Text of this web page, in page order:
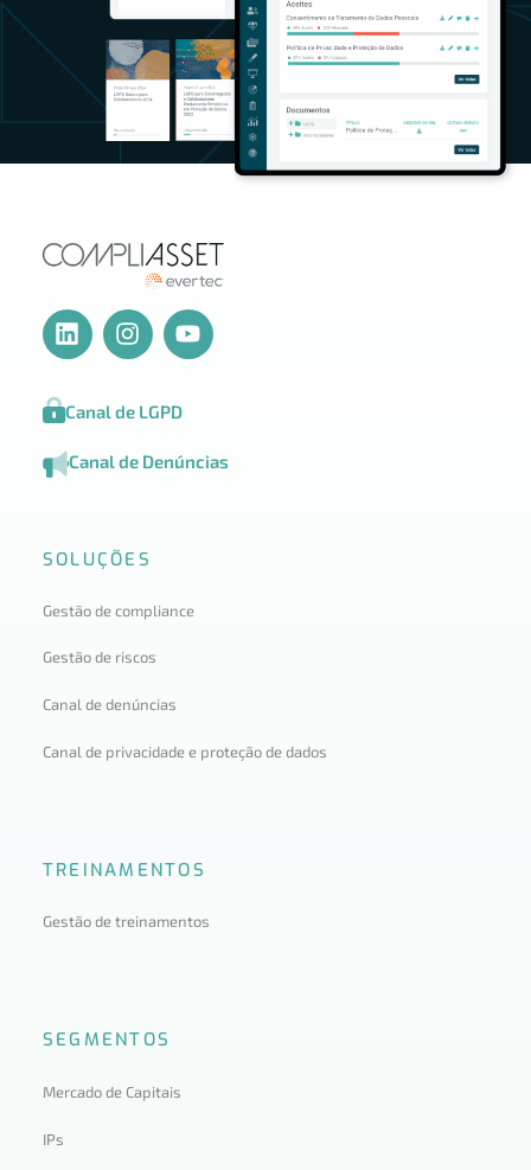
Canal de LGPD
Canal de Denúncias
SOLUÇÕES
Gestão de compliance
Gestão de riscos
Canal de denúncias
Canal de privacidade e proteção de dados
TREINAMENTOS
Gestão de treinamentos
SEGMENTOS
Mercado de Capitais
IPs